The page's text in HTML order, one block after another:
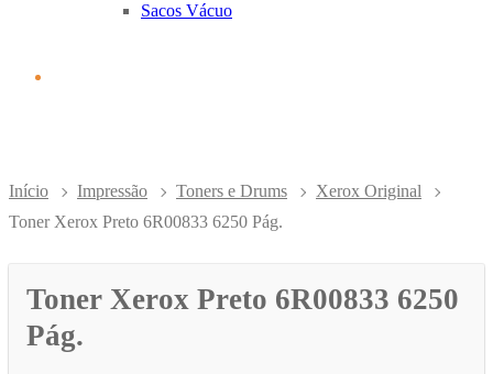
Sacos Vácuo
Início Impressão Toners e Drums
Xerox Original
Toner Xerox Preto 6R00833 6250 Pág.
Toner Xerox Preto 6R00833 6250
Pág.